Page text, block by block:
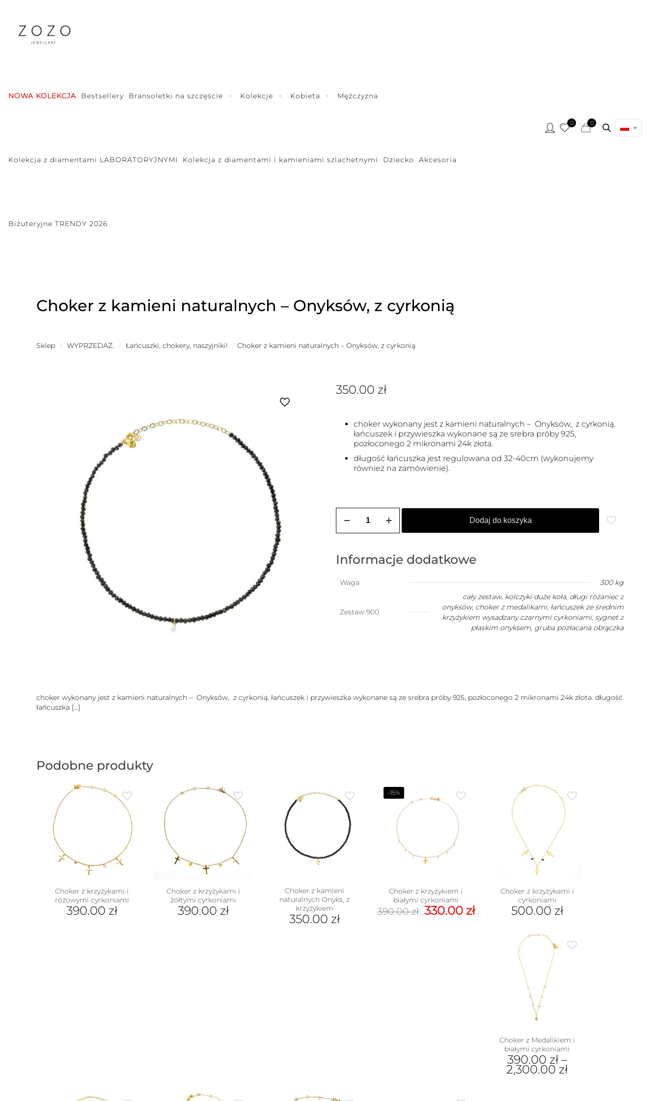
NOWA KOLEKCJA Bestsellery Bransoletki na szczęście Kolekcje Kobieta Mężczyzna
Kolekcja z diamentami LABORATORYJNYMI Kolekcja z diamentami i kamieniami szlachetnymi Dziecko Akcesoria
Biżuteryjne TRENDY 2026
0 0
Choker z kamieni naturalnych – Onyksów, z cyrkonią
Sklep / WYPRZEDAŻ. / Łańcuszki, chokery, naszyjniki! / Choker z kamieni naturalnych – Onyksów, z cyrkonią
350.00 zł
choker wykonany jest z kamieni naturalnych – Onyksów, z cyrkonią.
łańcuszek i przywieszka wykonane są ze srebra próby 925,
pozłoconego 2 mikronami 24k złota.
długość łańcuszka jest regulowana od 32-40cm (wykonujemy
również na zamówienie).
Choker
-
Onyksów,
cyrkonią
Dodaj do koszyka
Informacje dodatkowe
Waga 300 kg
Zestaw 900
cały zestaw, kolczyki duże koła, długi różaniec z
onyksów, choker z medalikami, łańcuszek ze średnim
krzyżykiem wysadzany czarnymi cyrkoniami, sygnet z
płaskim onyksem, gruba pozłacana obrączka
choker wykonany jest z kamieni naturalnych – Onyksów, z cyrkonią. łańcuszek i przywieszka wykonane są ze srebra próby 925, pozłoconego 2 mikronami 24k złota. długość
łańcuszka […]
Podobne produkty
Choker z krzyżykami i
różowymi cyrkoniami
390.00 zł
Choker z krzyżykami i
żółtymi cyrkoniami
390.00 zł
Choker z kamieni
naturalnych Onyks, z
krzyżykiem
350.00 zł
-15%
Choker z krzyżykiem i
białymi cyrkoniami
390.00zł Pierwotna
cena
330.00 złAktualna
330.00 zł.
Choker z krzyżykami i
cyrkoniami
500.00 zł
Choker z Medalikiem i
białymi cyrkoniami
390.00 zł–
2,300.00 zł